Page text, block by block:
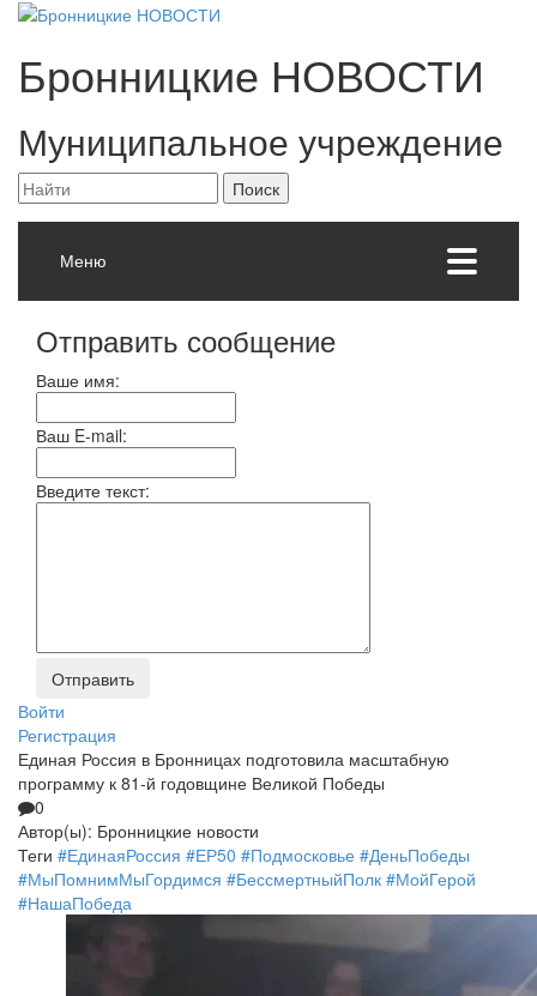
Бронницкие НОВОСТИ
Муниципальное учреждение
Меню
Отправить сообщение
Ваше имя:
Ваш E-mail:
Введите текст:
Войти
Регистрация
Единая Россия в Бронницах подготовила масштабную
программу к 81-й годовщине Великой Победы
0
Автор(ы): Бронницкие новости
Теги #ЕдинаяРоссия #ЕР50 #Подмосковье #ДеньПобеды
#МыПомнимМыГордимся #БессмертныйПолк #МойГерой
#НашаПобеда